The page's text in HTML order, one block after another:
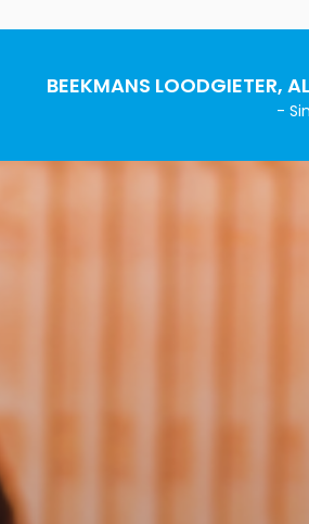
BEEKMANS LOODGIETER,
-